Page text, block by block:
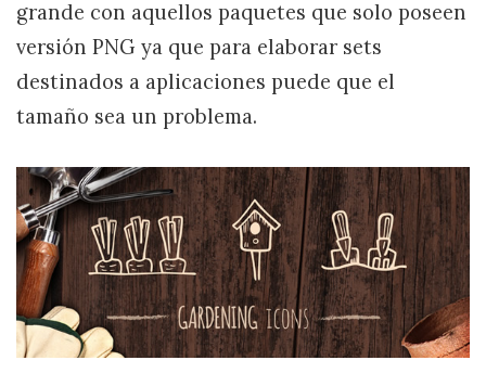
grande con aquellos paquetes que solo poseen
versión PNG ya que para elaborar sets
destinados a aplicaciones puede que el
tamaño sea un problema.